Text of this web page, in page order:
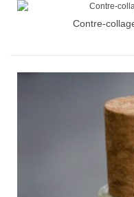
Contre-